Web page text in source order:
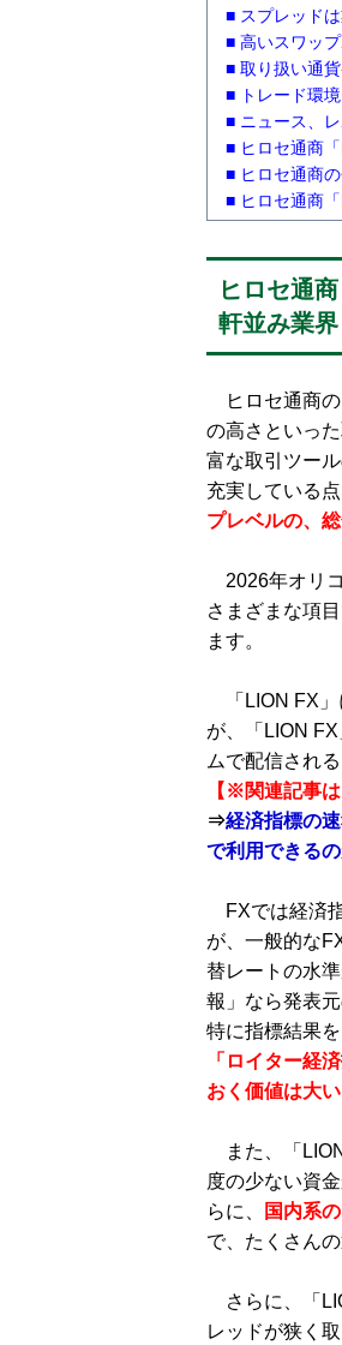
■ スプレッド
■ 高いスワッ
■ 取り扱い通
■ トレード環
■ ニュース、
■ ヒロセ通商
■ ヒロセ通商
■ ヒロセ通商
ヒロセ通
軒並み業
ヒロセ通商の
の高さといっ
富な取引ツー
充実している点
プレベルの、
2026年オリ
さまざまな項
ます。
「LION FX」
が、「LION
ムで配信される
【※関連記事は
⇒経済指標の
で利用できる
FXでは経済
が、一般的な
替レートの水
報」なら発表
特に指標結果
「ロイター経
おく価値は大
また、「
度の少ない資
らに、
国内系
で、たくさん
さらに、「
レッドが狭く